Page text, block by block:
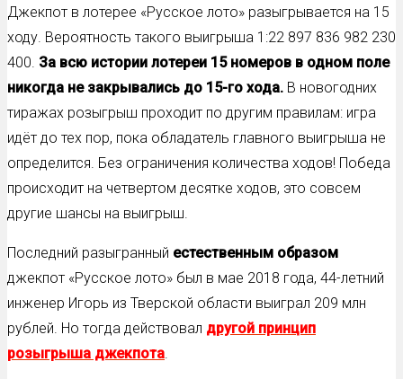
Джекпот в лотерее «Русское лото» разыгрывается на 15
ходу. Вероятность такого выигрыша 1:22 897 836 982 230
400. За всю истории лотереи 15 номеров в одном поле
никогда не закрывались до 15-го хода. В новогодних
тиражах розыгрыш проходит по другим правилам: игра
идёт до тех пор, пока обладатель главного выигрыша не
определится. Без ограничения количества ходов! Победа
происходит на четвертом десятке ходов, это совсем
другие шансы на выигрыш.
Последний разыгранный естественным образом
джекпот «Русское лото» был в мае 2018 года, 44-летний
инженер Игорь из Тверской области выиграл 209 млн
рублей. Но тогда действовал другой принцип
розыгрыша джекпота.